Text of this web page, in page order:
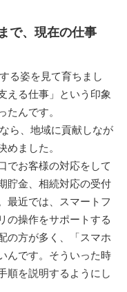
で、現在の仕事
る姿を見て育ちまし
える仕事」という印象
たんです。
ら、地域に貢献しなが
めました。
でお客様の対応をして
貯金、相続対応の受付
最近では、スマートフ
の操作をサポートする
の方が多く、「スマホ
んです。そういった時
順を説明するようにし